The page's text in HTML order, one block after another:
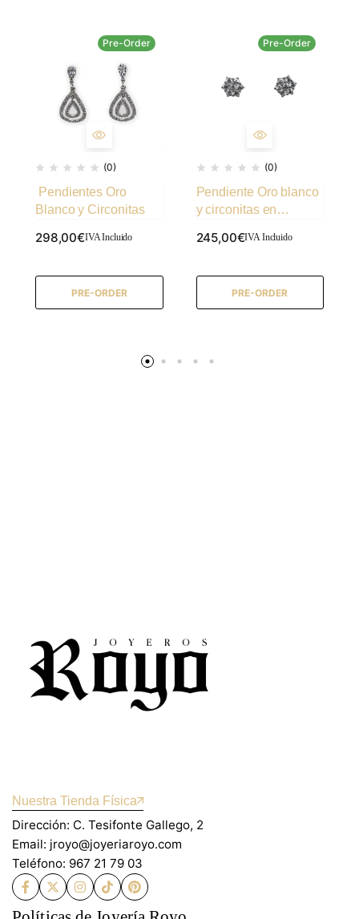
Pre-Order
(0)
Pendientes Oro
Blanco y Circonitas
298,00€IVA Incluido
PRE-ORDER
Pre-Order
(0)
Pendiente Oro blanco
y circonitas en
245,00€IVA Incluido
PRE-ORDER
Nuestra Tienda Física
Dirección: C. Tesifonte Gallego, 2
Email: jroyo@joyeriaroyo.com
Teléfono: 967 21 79 03